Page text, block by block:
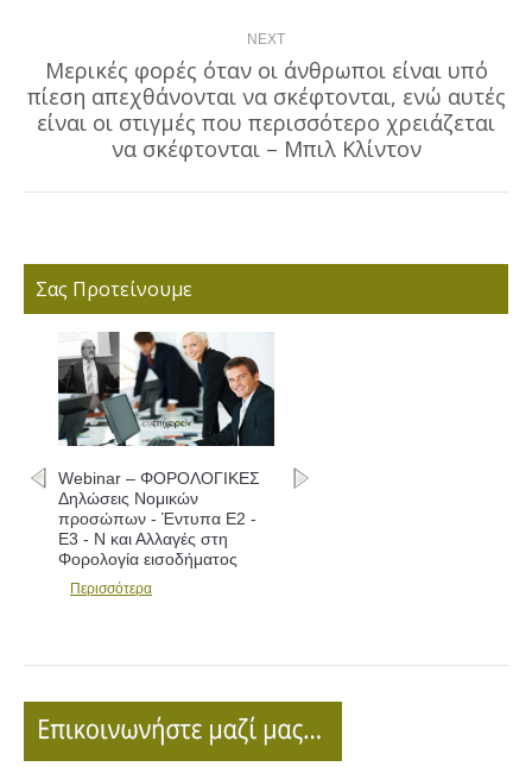
NEXT
Next
post:
Μερικές φορές όταν οι άνθρωποι είναι υπό
πίεση απεχθάνονται να σκέφτονται, ενώ αυτές
είναι οι στιγμές που περισσότερο χρειάζεται
να σκέφτονται – Μπιλ Κλίντον
Σας Προτείνουμε
Webinar – ΦΟΡΟΛΟΓΙΚΕΣ
Δηλώσεις Νομικών
προσώπων - Έντυπα Ε2 -
Ε3 - Ν και Αλλαγές στη
Φορολογία εισοδήματος
Περισσότερα